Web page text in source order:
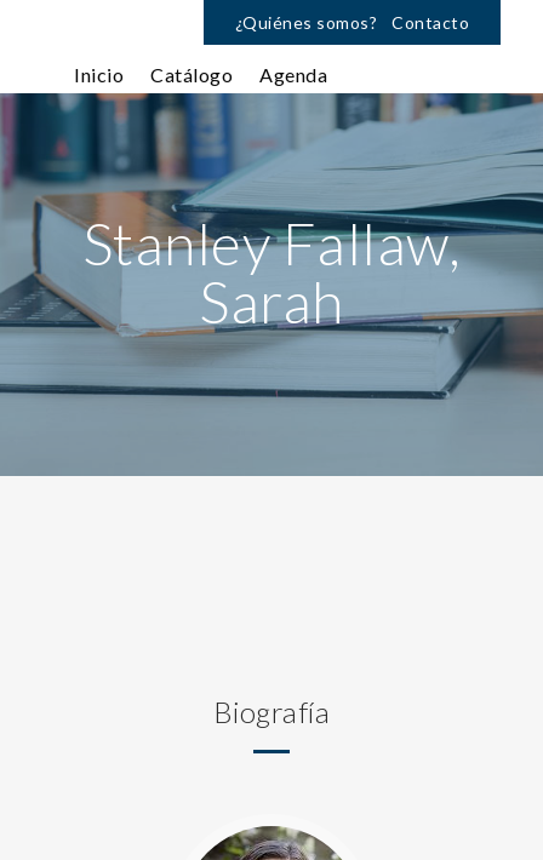
¿Quiénes somos? Contacto
Inicio Catálogo Agenda
Stanley Fallaw,
Sarah
Biografía